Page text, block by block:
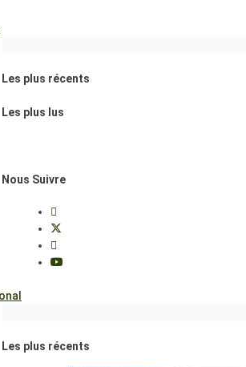
Les plus récents
Les plus lus
Nous Suivre
Les plus récents